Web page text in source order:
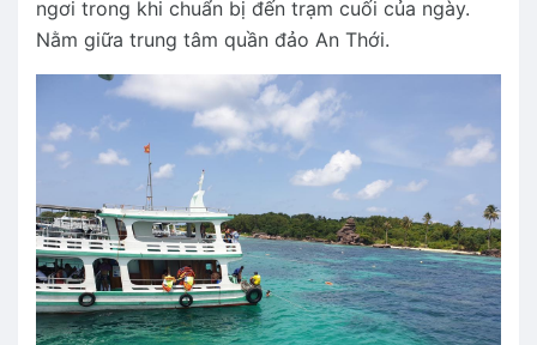
ngơi trong khi chuẩn bị đến trạm cuối của ngày.
Nằm giữa trung tâm quần đảo An Thới.